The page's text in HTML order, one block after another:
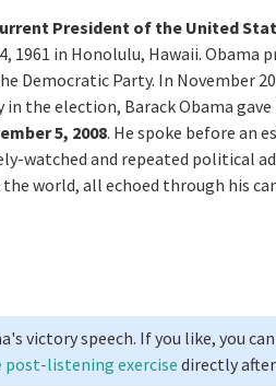
President of the United
1961 in Honolulu, Hawaii. Obama
Democratic Party. In November
the election, Barack Obama gave
5, 2008. He spoke before an
watched and repeated political
world, all echoed through his
victory speech. If you like, you
listening exercisedirectly